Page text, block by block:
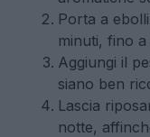
Porta a
minuti, fino
Aggiungi il
siano ben
Lascia
notte,